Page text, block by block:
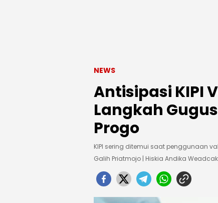
NEWS
Antisipasi KIPI
Langkah
Progo
KIPI sering ditemui saat penggunaan
Galih Priatmojo | Hiskia Andika